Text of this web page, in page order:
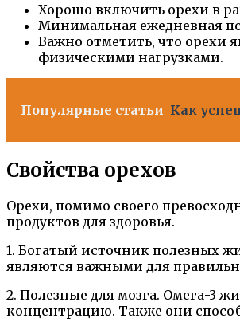
Хорошо включить орехи в
Минимальная ежедневная
Важно отметить, что орехи
физическими нагрузками.
Популярные статьи Как
Свойства орехов
Орехи, помимо своего
продуктов для здоровья.
1. Богатый источник полезных
являются важными для
2. Полезные для мозга. Омега-3
концентрацию. Также они